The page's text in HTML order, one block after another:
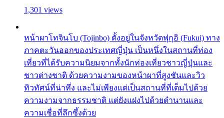
1,301 views
หน้าผาโทจินโบ (Tojinbo) ตั้งอยู่ในจังหวัดฟุกุอิ (Fukui) ทาง
ภาคตะวันออกของประเทศญี่ปุ่น เป็นหนึ่งในสถานที่ท่อง
เที่ยวที่ได้รับความนิยมจากทั้งนักท่องเที่ยวชาวญี่ปุ่นและ
ชาวต่างชาติ ด้วยความงามของหน้าผาที่สูงชันและวิว
ทิวทัศน์ที่น่าทึ่ง และไม่เพียงแต่เป็นสถานที่ที่เต็มไปด้วย
ความงามจากธรรมชาติ แต่ยังแฝงไปด้วยตำนานและ
ความเชื่อที่ลึกซึ้งด้วย